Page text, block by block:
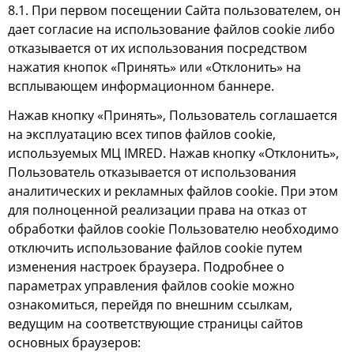
8.1. При первом посещении Сайта пользователем, он
дает согласие на использование файлов cookie либо
отказывается от их использования посредством
нажатия кнопок «Принять» или «Отклонить» на
всплывающем информационном баннере.
Нажав кнопку «Принять», Пользователь соглашается
на эксплуатацию всех типов файлов cookie,
используемых МЦ IMRED. Нажав кнопку «Отклонить»,
Пользователь отказывается от использования
аналитических и рекламных файлов cookie. При этом
для полноценной реализации права на отказ от
обработки файлов cookie Пользователю необходимо
отключить использование файлов cookie путем
изменения настроек браузера. Подробнее о
параметрах управления файлов cookie можно
ознакомиться, перейдя по внешним ссылкам,
ведущим на соответствующие страницы сайтов
основных браузеров: